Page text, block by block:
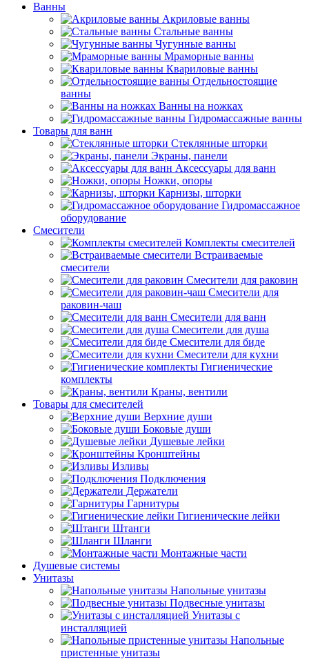
Ванны
Акриловые ванны
Стальные ванны
Чугунные ванны
Мраморные ванны
Квариловые ванны
Отдельностоящие
ванны
Ванны на ножках
Гидромассажные ванны
Товары для ванн
Стеклянные шторки
Экраны, панели
Аксессуары для ванн
Ножки, опоры
Карнизы, шторки
Гидромассажное
оборудование
Смесители
Комплекты смесителей
Встраиваемые
смесители
Смесители для раковин
Смесители для
раковин-чаш
Смесители для ванн
Смесители для душа
Смесители для биде
Смесители для кухни
Гигиенические
комплекты
Краны, вентили
Товары для смесителей
Верхние души
Боковые души
Душевые лейки
Кронштейны
Изливы
Подключения
Держатели
Гарнитуры
Гигиенические лейки
Штанги
Шланги
Монтажные части
Душевые системы
Унитазы
Напольные унитазы
Подвесные унитазы
Унитазы с
инсталляцией
Напольные
пристенные унитазы